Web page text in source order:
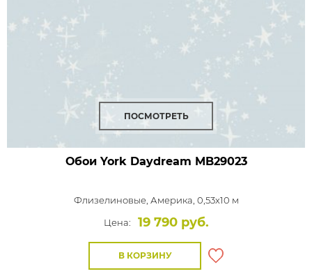
ПОСМОТРЕТЬ
Обои York Daydream MB29023
Флизелиновые, Америка, 0,53x10 м
Цена:
19 790 руб.
В КОРЗИНУ